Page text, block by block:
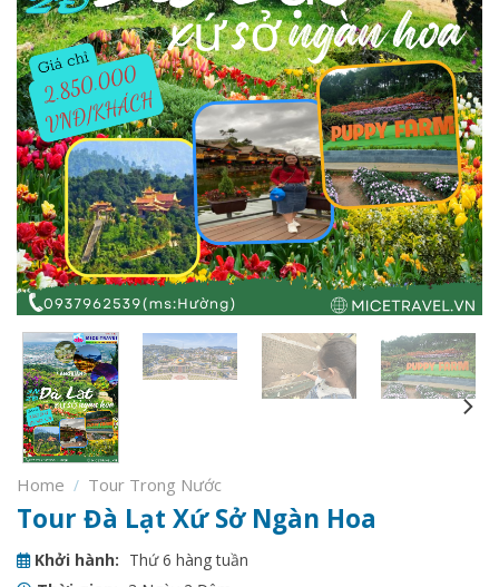
Home / Tour Trong Nước
Tour Đà Lạt Xứ Sở Ngàn Hoa
Khởi hành: Thứ 6 hàng tuần